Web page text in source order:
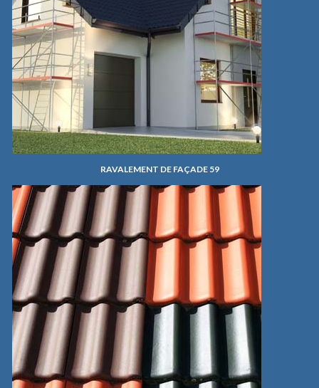
RAVALEMENT DE FAÇADE 59